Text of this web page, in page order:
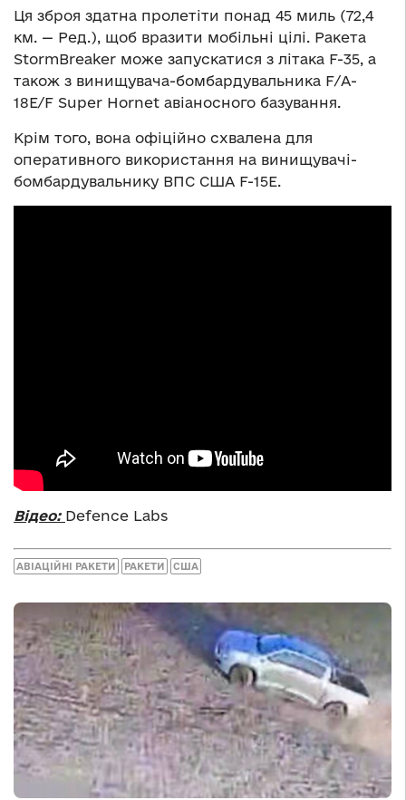
Ця зброя здатна пролетіти понад 45 миль (72,4
км. — Ред.), щоб вразити мобільні цілі. Ракета
StormBreaker може запускатися з літака F-35, а
також з винищувача-бомбардувальника F/A-
18E/F Super Hornet авіаносного базування.
Крім того, вона офіційно схвалена для
оперативного використання на винищувачі-
бомбардувальнику ВПС США F-15E.
Відео: Defence Labs
АВІАЦІЙНІ РАКЕТИ РАКЕТИ США